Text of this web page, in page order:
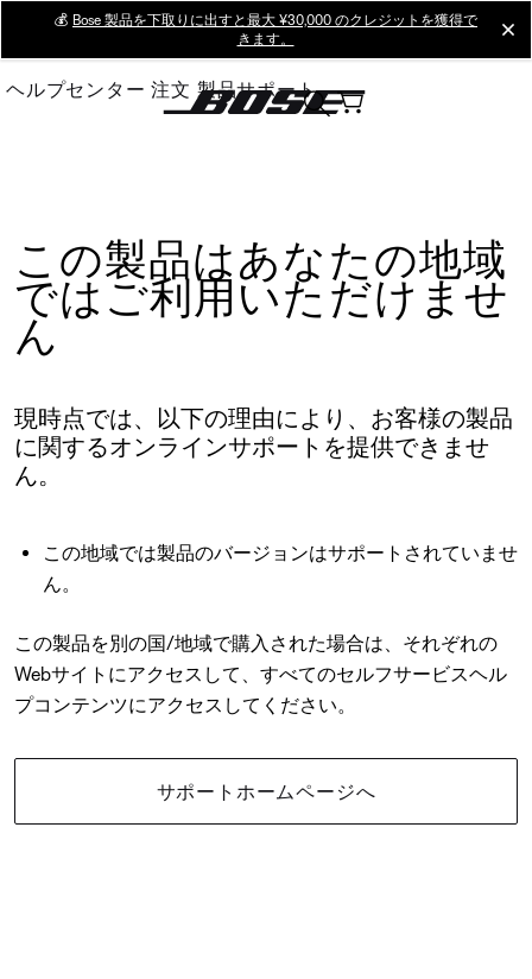
Main
💰 Bose 製品を下取りに出すと最大 ¥30,000 のクレジットを獲得で
きます。
ヘルプセンター 注文 製品サポート
この製品はあなたの地域
ではご利用いただけませ
ん
現時点では、以下の理由により、お客様の製品
に関するオンラインサポートを提供できませ
ん。
この地域では製品のバージョンはサポートされていませ
ん。
この製品を別の国/地域で購入された場合は、それぞれの
Webサイトにアクセスして、すべてのセルフサービスヘル
プコンテンツにアクセスしてください。
サポートホームページへ